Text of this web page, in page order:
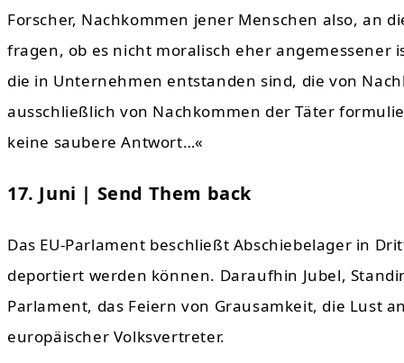
Forscher, Nachkommen jener Menschen also, an
fragen, ob es nicht moralisch eher
die in Unternehmen entstanden sind, die von
ausschließlich von Nachkommen der Täter
keine saubere Antwort…«
17. Juni | Send Them back
Das EU-Parlament beschließt Abschiebelager in
deportiert werden können. Daraufhin Jubel,
Parlament, das Feiern von Grausamkeit, die Lust
europäischer Volksvertreter.